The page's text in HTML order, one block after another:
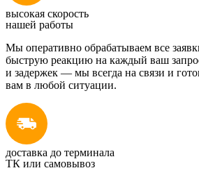
высокая скорость
нашей работы
Мы оперативно обрабатываем все
быструю реакцию на каждый ваш
и задержек — мы всегда на связи и
вам в любой ситуации.
доставка до терминала
ТК или самовывоз